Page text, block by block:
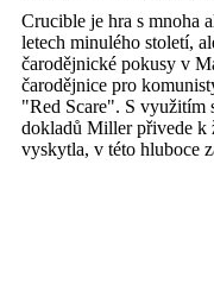
Crucible je hra s mnoha
letech minulého století,
čarodějnické pokusy v
čarodějnice pro
"Red Scare". S využitím
dokladů Miller přivede k
vyskytla, v této hluboce